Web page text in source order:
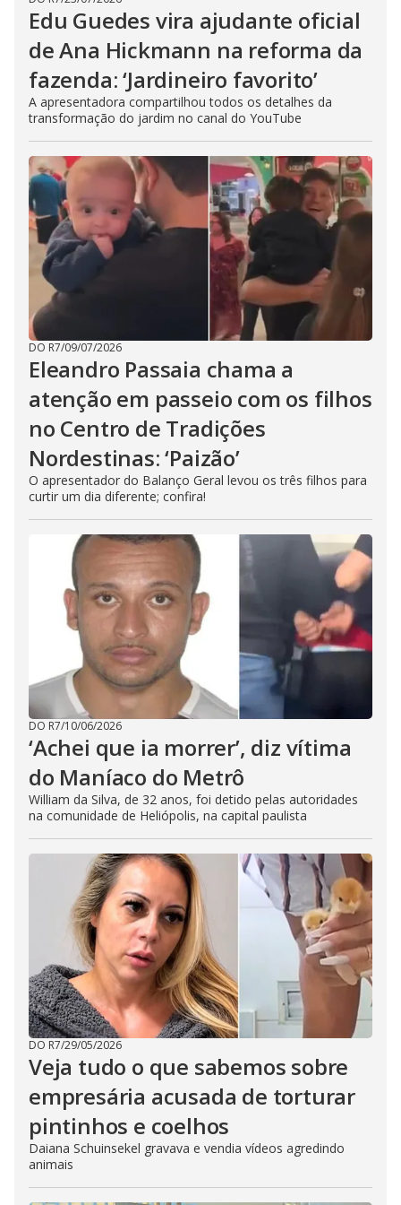
Edu Guedes vira ajudante oficial
de Ana Hickmann na reforma da
fazenda: ‘Jardineiro favorito’
A apresentadora compartilhou todos os detalhes da
transformação do jardim no canal do YouTube
DO R7/09/07/2026
Eleandro Passaia chama a
atenção em passeio com os filhos
no Centro de Tradições
Nordestinas: ‘Paizão’
O apresentador do Balanço Geral levou os três filhos para
curtir um dia diferente; confira!
DO R7/10/06/2026
‘Achei que ia morrer’, diz vítima
do Maníaco do Metrô
William da Silva, de 32 anos, foi detido pelas autoridades
na comunidade de Heliópolis, na capital paulista
DO R7/29/05/2026
Veja tudo o que sabemos sobre
empresária acusada de torturar
pintinhos e coelhos
Daiana Schuinsekel gravava e vendia vídeos agredindo
animais